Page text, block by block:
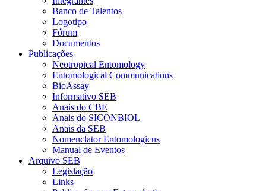
Banco de Talentos
Logotipo
Fórum
Documentos
Publicações
Neotropical Entomology
Entomological Communications
BioAssay
Informativo SEB
Anais do CBE
Anais do SICONBIOL
Anais da SEB
Nomenclator Entomologicus
Manual de Eventos
Arquivo SEB
Legislação
Links